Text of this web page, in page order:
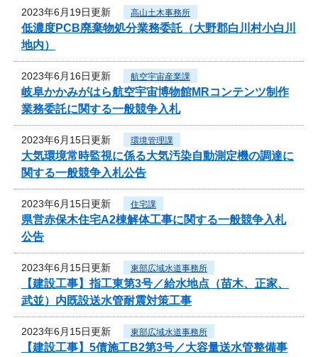
2023年6月19日更新 高山土木事務所
低濃度PCB廃棄物処分業務委託（大野郡白川村小白川
地内）
2023年6月16日更新 航空宇宙産業課
岐阜かかみがはら航空宇宙博物館MRコンテンツ制作
業務委託に関する一般競争入札
2023年6月15日更新 環境管理課
大気環境常時監視に係る大気汚染自動測定機の調達に
関する一般競争入札公告
2023年6月15日更新 住宅課
県営赤保木住宅A2棟解体工事に関する一般競争入札
公告
2023年6月15日更新 東部広域水道事務所
【建設工事】指工東第3号／給水地点（苗木、正家、
武並）内既設送水管耐震対策工事
2023年6月15日更新 東部広域水道事務所
【建設工事】5債施工B2第3号／大容量送水管整備事